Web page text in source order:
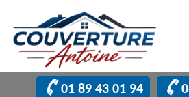
01 89 43 01 94